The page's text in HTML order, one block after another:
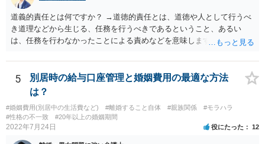
道義的責任とは何ですか？ →道徳的責任とは、道徳や人として行うべ
き道理などから生じる、任務を行うべきであるということ、あるい
は、任務を行わなかったことによる責めなどを意味します。 道義的責
則はありませんが、道義的責任を果たさないことで、他人からの信用
を無くす、不遇を受けるなどの一般的にはそのような事実上の不利益
が生じます。
5
別居時の給与口座管理と婚姻費用の最適な方法
は？
#婚姻費用(別居中の生活費など) #離婚すること自体 #親族関係
#モラハラ
#性格の不一致
#20年以上の婚姻期間
2022年7月24日 役にたった 12